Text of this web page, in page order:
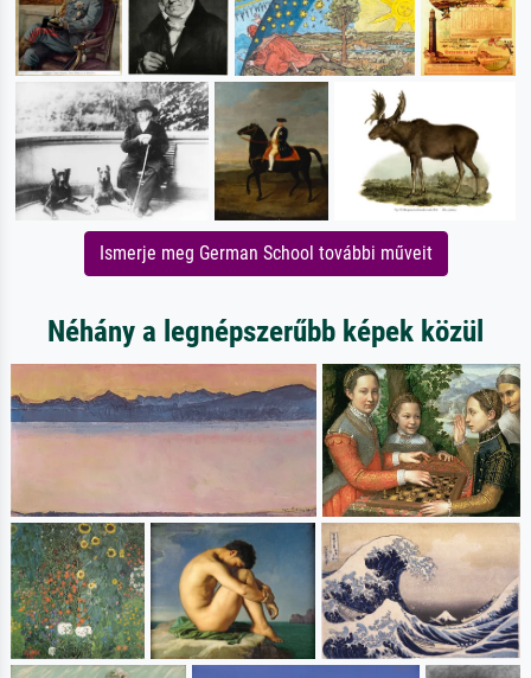
Ismerje meg German School további műveit
Néhány a legnépszerűbb képek közül